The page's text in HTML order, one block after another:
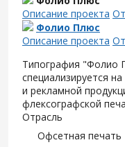
Описание проекта
Фолио Плюс
Описание проекта
Типография "Фолио
специализируется
и рекламной
флексографской
Отрасль
Офсетная печать